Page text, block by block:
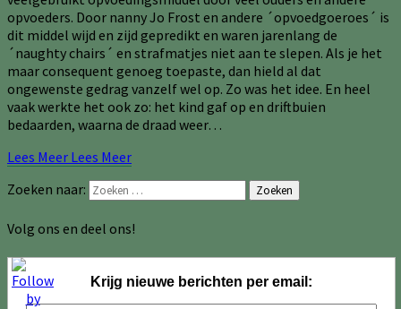
opvoeders. Door nanny Jo Frost en andere ´opvoedgoeroes´ is
dit middel wijd en zijd gepredikt en waren jarenlang de
´naughty chairs´ en strafmatjes niet aan te slepen. Als je het
maar consequent genoeg toepaste, dan hield al dat
ongewenste gedrag vanzelf wel op. Zo was het idee. En heel
vaak werkte het ook zo: het kind gaf op en driftbuien
bedaarden, waarna de draad weer…
Lees Meer Lees Meer
Zoeken naar:
Zoeken
Volg ons en deel ons!
Krijg nieuwe berichten per email: